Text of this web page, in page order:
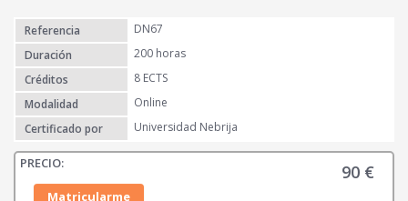
Referencia
DN67
Duración
200 horas
Créditos
8 ECTS
Modalidad
Online
Certificado por
Universidad Nebrija
90 €
Matricularme